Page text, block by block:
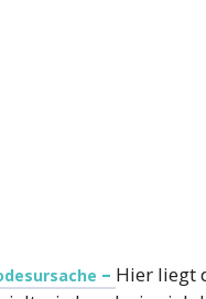
– Hier liegt